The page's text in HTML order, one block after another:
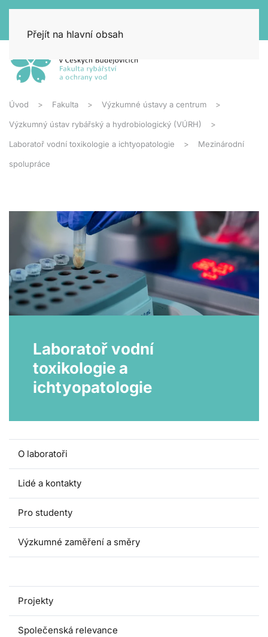
Přejít na hlavní obsah
Úvod Fakulta Výzkumné ústavy a centrum
Výzkumný ústav rybářský a hydrobiologický (VÚRH)
Laboratoř vodní toxikologie a ichtyopatologie Mezinárodní
spolupráce
Laboratoř vodní
toxikologie a
ichtyopatologie
O laboratoři
Lidé a kontakty
Pro studenty
Výzkumné zaměření a směry
Projekty
Společenská relevance